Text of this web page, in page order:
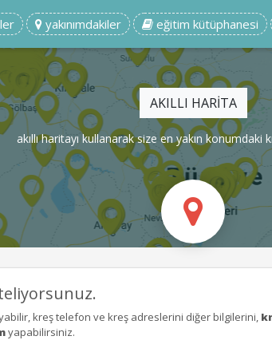
yakınımdakiler eğitim kütüphanesi
AKILLI HARİTA
akıllı haritayı kullanarak size en yakın konumdaki
kreş telefon ve kreş adreslerini diğer bilgilerini,
yapabilirsiniz.